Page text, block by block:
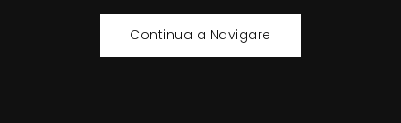
Continua a Navigare